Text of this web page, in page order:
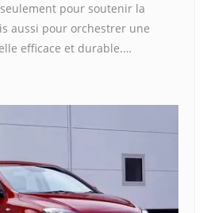
pour soutenir la
aussi pour orchestrer une
efficace et durable.…